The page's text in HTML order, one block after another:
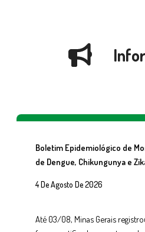
Boletim Epidemiológico de
de Dengue, Chikungunya e
4 De Agosto De 2026
Até 03/08, Minas Gerais